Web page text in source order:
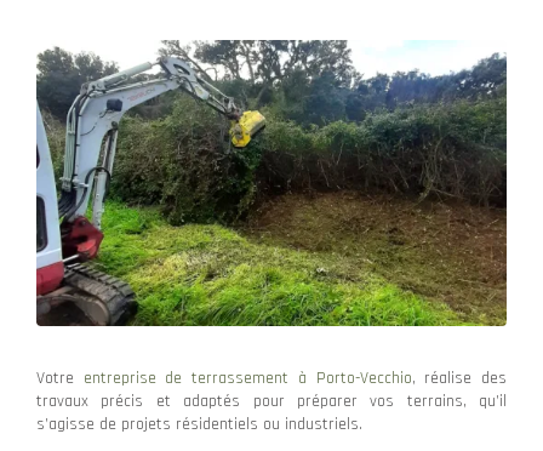
Votre entreprise de terrassement à Porto-Vecchio, réalise des
travaux précis et adaptés pour préparer vos terrains, qu’il
s’agisse de projets résidentiels ou industriels.